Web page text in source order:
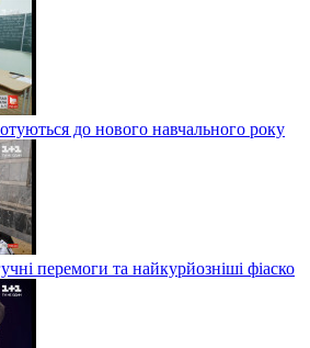
до нового навчального року
перемоги та найкурйозніші фіаско